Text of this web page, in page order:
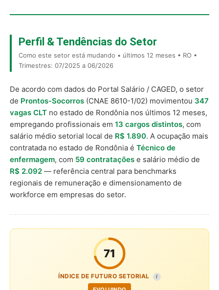
Perfil & Tendências do Setor
Como este setor está mudando • últimos 12 meses • RO •
Trimestres: 07/2025 a 06/2026
De acordo com dados do Portal Salário / CAGED, o setor
de Prontos-Socorros (CNAE 8610-1/02) movimentou 347
vagas CLT no estado de Rondônia nos últimos 12 meses,
empregando profissionais em 13 cargos distintos, com
salário médio setorial local de R$ 1.890. A ocupação mais
contratada no estado de Rondônia é Técnico de
enfermagem, com 59 contratações e salário médio de
R$ 2.092 — referência central para benchmarks
regionais de remuneração e dimensionamento de
workforce em empresas do setor.
71
ÍNDICE DE FUTURO SETORIAL I